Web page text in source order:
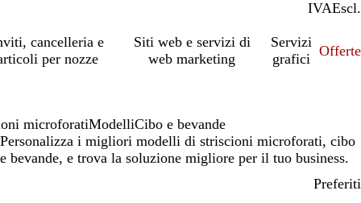
IVAIncl.
Escl.
cancelleria e
per nozze
Siti web e servizi di
web marketing
Servizi
grafici
Offerte
microforatiModelliCibo e bevande
Personalizza i migliori modelli di striscioni microforati, cibo
e bevande, e trova la soluzione migliore per il tuo business.
Preferiti